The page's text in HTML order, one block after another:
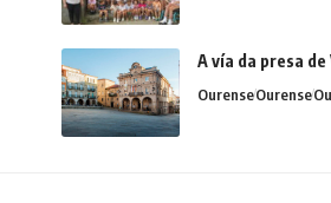
A vía da presa
OurenseOurense